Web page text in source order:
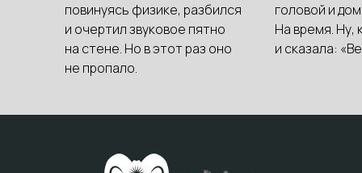
повинуясь физике, разбился
и очертил звуковое пятно
на стене. Но в этот раз оно
не пропало.
головой и
На время. Ну,
и сказала: